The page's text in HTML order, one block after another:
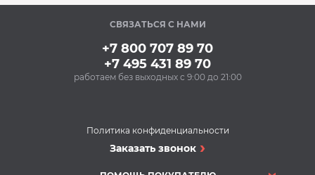
стали BON BN-175
(500 мл)
348 Р
Духовой шкаф
HOTPOINT-ARISTON
В наличии
СВЯЗАТЬСЯ С НАМИ
+7 800 707 89 70
+7 495 431 89 70
работаем без выходных с 9:00 до 21:00
Политика конфиденциальности
Заказать звонок